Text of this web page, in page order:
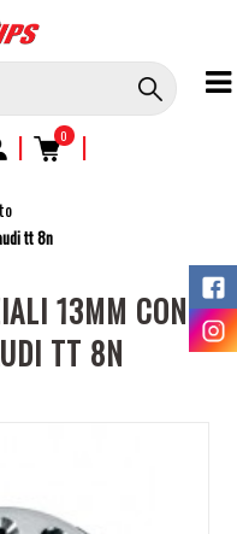
| 0 |
tt 8n
13MM CON
TT 8N